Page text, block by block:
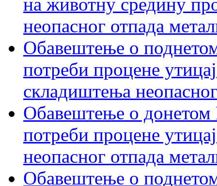
неопасног отпада
Обавештење о
потреби процене
складиштења
Обавештење о
потреби процене
неопасног отпада
Обавештење о